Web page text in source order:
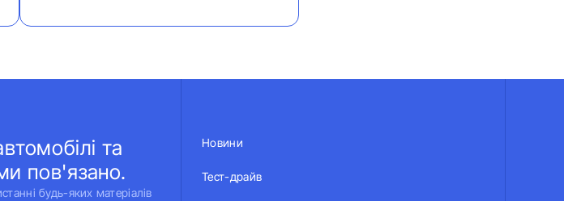
та
пов'язано.
будь-яких матеріалів
Новини
Тест-драйв